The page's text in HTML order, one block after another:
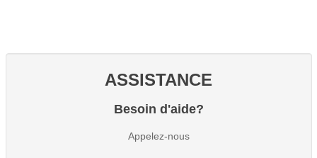
ASSISTANCE
Besoin d'aide?
Appelez-nous